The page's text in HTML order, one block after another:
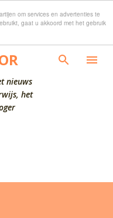
om services en advertenties te
gaat u akkoord met het gebruik
naar hoofdcontent
nieuws
het